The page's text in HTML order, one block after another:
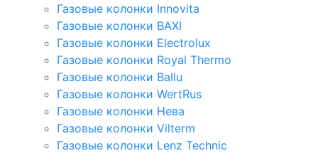
Газовые колонки Innovita
Газовые колонки BAXI
Газовые колонки Electrolux
Газовые колонки Royal Thermo
Газовые колонки Ballu
Газовые колонки WertRus
Газовые колонки Нева
Газовые колонки Vilterm
Газовые колонки Lenz Technic